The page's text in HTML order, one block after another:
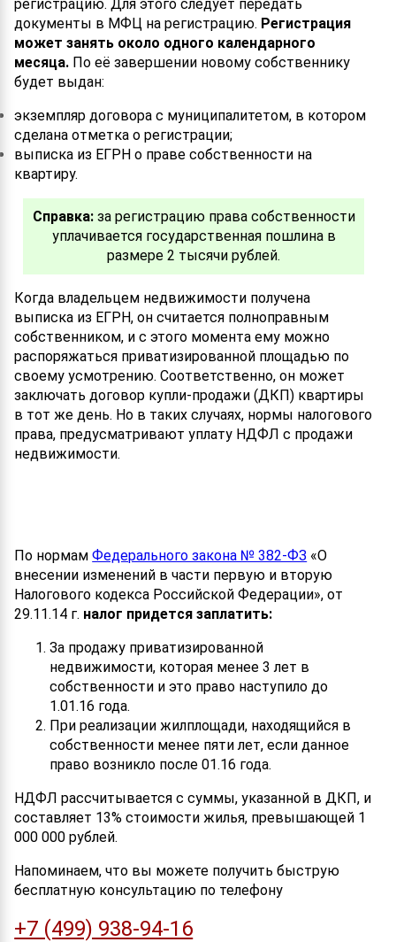
регистрацию. Для этого следует передать
документы в МФЦ на регистрацию. Регистрация
может занять около одного календарного
месяца. По её завершении новому собственнику
будет выдан:
экземпляр договора с муниципалитетом, в котором
сделана отметка о регистрации;
выписка из ЕГРН о праве собственности на
квартиру.
Справка:за регистрацию права собственности
уплачивается государственная пошлина в
размере 2 тысячи рублей.
Когда владельцем недвижимости получена
выписка из ЕГРН, он считается полноправным
собственником, и с этого момента ему можно
распоряжаться приватизированной площадью по
своему усмотрению. Соответственно, он может
заключать договор купли-продажи (ДКП) квартиры
в тот же день. Но в таких случаях, нормы налогового
права, предусматривают уплату НДФЛ с продажи
недвижимости.
По нормамФедерального закона № 382-ФЗ «О
внесении изменений в части первую и вторую
Налогового кодекса Российской Федерации», от
29.11.14 г. налог придется заплатить:
За продажу приватизированной
недвижимости, которая менее 3 лет в
собственности и это право наступило до
1.01.16 года.
При реализации жилплощади, находящийся в
собственности менее пяти лет, если данное
право возникло после 01.16 года.
НДФЛ рассчитывается с суммы, указанной в ДКП, и
составляет 13% стоимости жилья, превышающей 1
000 000 рублей.
Напоминаем, что вы можете получить быструю
бесплатную консультацию по телефону
+7 (499) 938-94-16